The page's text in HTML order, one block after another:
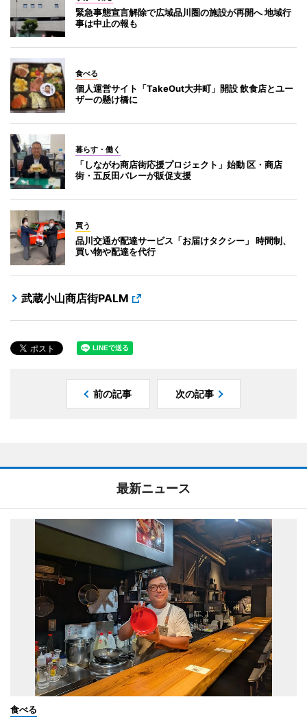
緊急事態宣言解除で広域品川圏の施設が再開へ 地域行
事は中止の報も
食べる
個人運営サイト「TakeOut大井町」開設 飲食店とユー
ザーの懸け橋に
暮らす・働く
「しながわ商店街応援プロジェクト」始動 区・商店
街・五反田バレーが販促支援
買う
品川交通が配達サービス「お届けタクシー」 時間制、
買い物や配達を代行
武蔵小山商店街PALM
前の記事 次の記事
最新ニュース
食べる